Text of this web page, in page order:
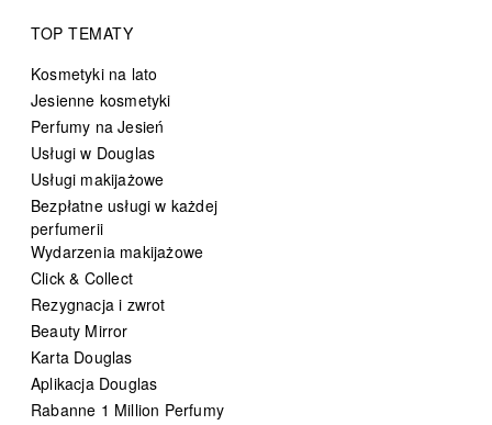
TOP TEMATY
Kosmetyki na lato
Jesienne kosmetyki
Perfumy na Jesień
Usługi w Douglas
Usługi makijażowe
Bezpłatne usługi w każdej
perfumerii
Wydarzenia makijażowe
Click & Collect
Rezygnacja i zwrot
Beauty Mirror
Karta Douglas
Aplikacja Douglas
Rabanne 1 Million Perfumy